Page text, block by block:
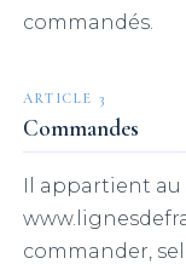
commandés.
ARTICLE 3
Commandes
Il appartient au
commander,